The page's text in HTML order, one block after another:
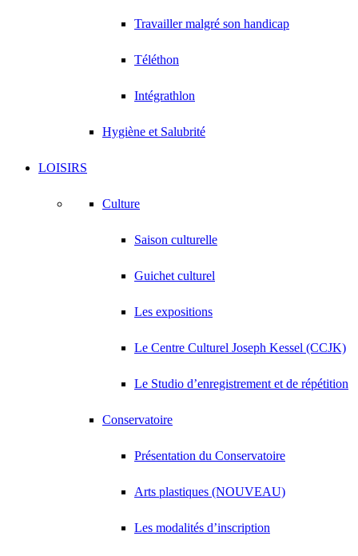
Travailler malgré son handicap
Téléthon
Intégrathlon
Hygiène et Salubrité
LOISIRS
Culture
Saison culturelle
Guichet culturel
Les expositions
Le Centre Culturel Joseph Kessel (CCJK)
Le Studio d’enregistrement et de répétition
Conservatoire
Présentation du Conservatoire
Arts plastiques (NOUVEAU)
Les modalités d’inscription